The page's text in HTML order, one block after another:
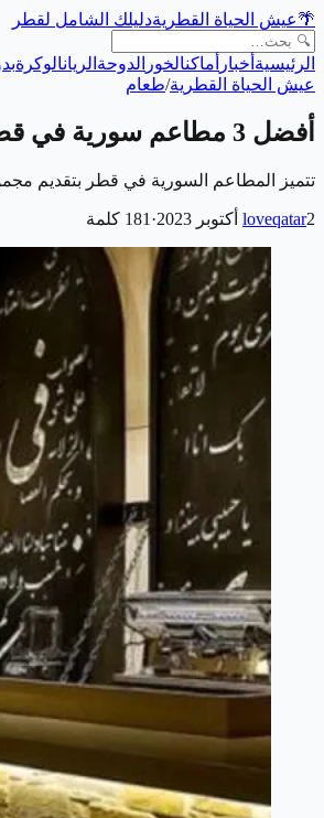
🌴عيش الحياة القطريةدليلك الشامل لقطر
الرئيسية أخبار أماكنالخور الدوحة الريانالوكرة
عيش الحياة القطرية/طعام
أفضل 3 مطاعم سورية في قطر
تتميز المطاعم السورية في قطر بتقديم
loveqatar2 أكتوبر 2023 ·
181 كلمة